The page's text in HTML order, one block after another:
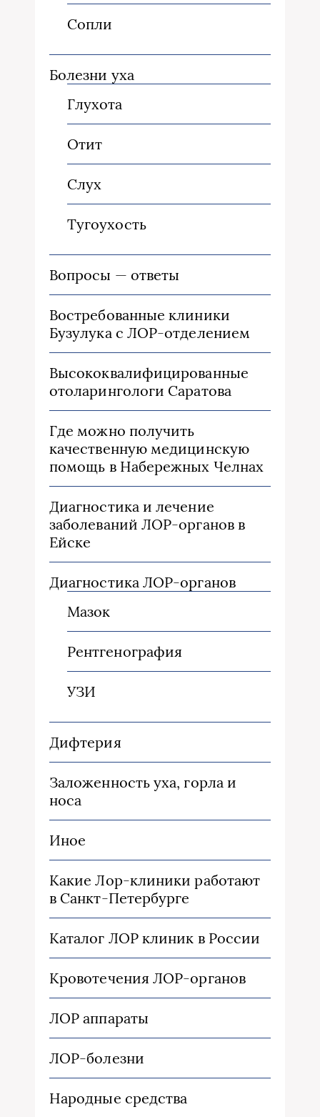
Сопли
Болезни уха
Глухота
Отит
Слух
Тугоухость
Вопросы — ответы
Востребованные клиники
Бузулука с ЛОР-отделением
Высококвалифицированные
отоларингологи Саратова
Где можно получить
качественную медицинскую
помощь в Набережных Челнах
Диагностика и лечение
заболеваний ЛОР-органов в
Ейске
Диагностика ЛОР-органов
Мазок
Рентгенография
УЗИ
Дифтерия
Заложенность уха, горла и
носа
Иное
Какие Лор-клиники работают
в Санкт-Петербурге
Каталог ЛОР клиник в России
Кровотечения ЛОР-органов
ЛОР аппараты
ЛОР-болезни
Народные средства